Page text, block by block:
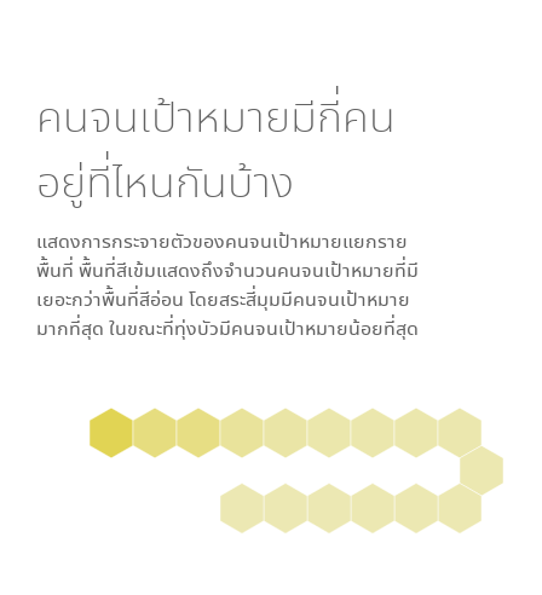
คนจนเป้าหมายมีกี่คน
อยู่ที่ไหนกันบ้าง
แสดงการกระจายตัวของคนจนเป้าหมายแยกราย
พื้นที่ พื้นที่สีเข้มแสดงถึงจำนวนคนจนเป้าหมายที่มี
เยอะกว่าพื้นที่สีอ่อน โดยสระสี่มุมมีคนจนเป้าหมาย
มากที่สุด ในขณะที่ทุ่งบัวมีคนจนเป้าหมายน้อยที่สุด